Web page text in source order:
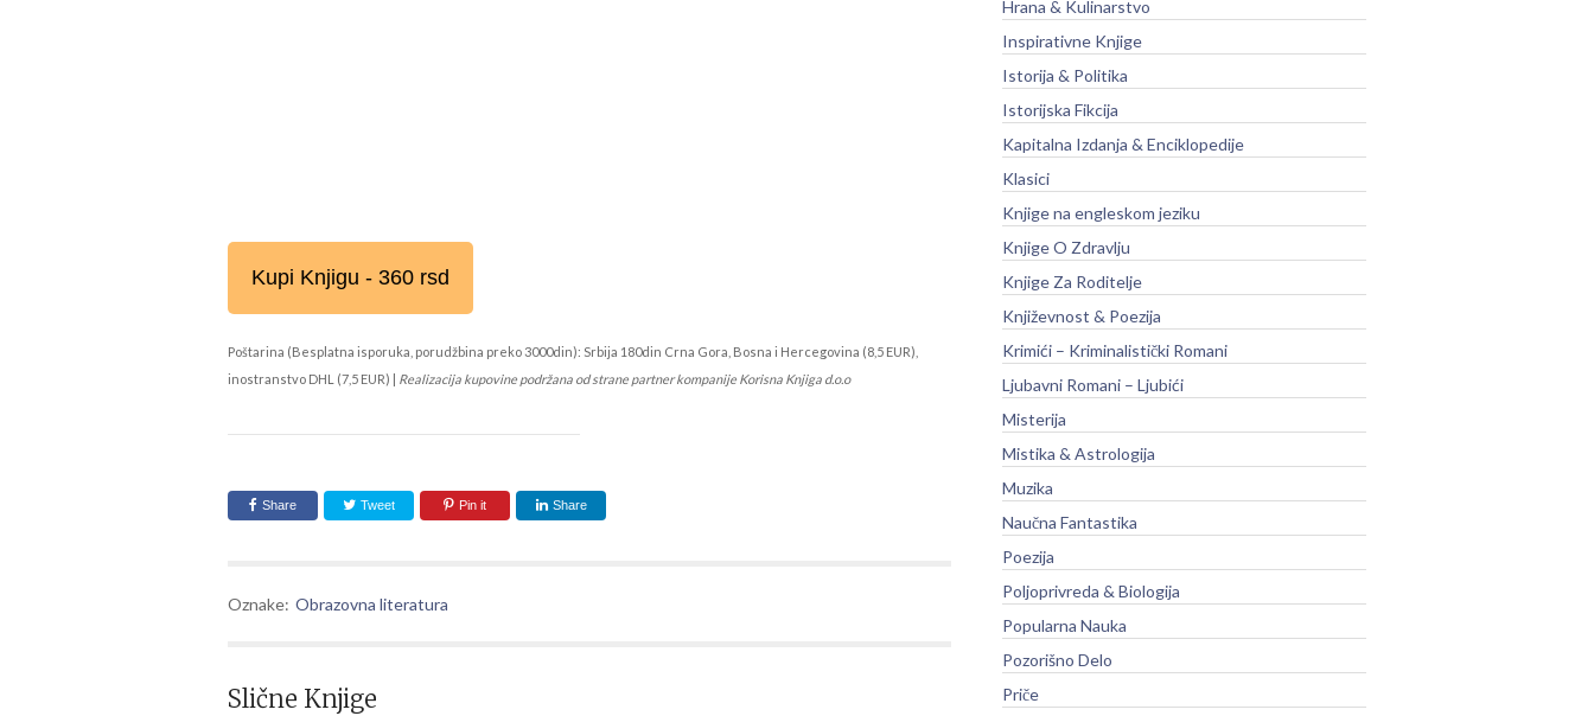
Kupi Knjigu - 360 rsd
Poštarina (Besplatna isporuka, porudžbina preko 3000din): Srbija 180din Crna Gora, Bosna i Hercegovina (8,5 EUR),
inostranstvo DHL (7,5 EUR) | Realizacija kupovine podržana od strane partner kompanije Korisna Knjiga d.o.o
Share Tweet Pin it Share
Oznake: Obrazovna literatura
Slične Knjige
Hrana & Kulinarstvo
Inspirativne Knjige
Istorija & Politika
Istorijska Fikcija
Kapitalna Izdanja & Enciklopedije
Klasici
Knjige na engleskom jeziku
Knjige O Zdravlju
Knjige Za Roditelje
Književnost & Poezija
Krimići – Kriminalistički Romani
Ljubavni Romani – Ljubići
Misterija
Mistika & Astrologija
Muzika
Naučna Fantastika
Poezija
Poljoprivreda & Biologija
Popularna Nauka
Pozorišno Delo
Priče